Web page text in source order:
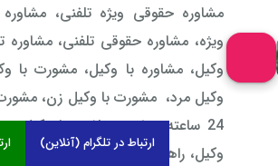
مشاوره حقوقی ویژه تلفنی،
ویژه، مشاوره حقوقی تلفنی، مشاوره
وکیل، مشاوره با وکیل، مشورت با
وکیل مرد، مشورت با وکیل زن،
24 ساعته، مشورت تلفنی با وکیل،
وکیل، راهکار حقوقی 24ارتباط در تلگرام (آنلاین)